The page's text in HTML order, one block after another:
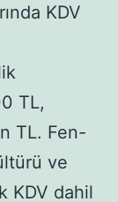
KDV
TL,
TL. Fen-
ve
KDV dahil